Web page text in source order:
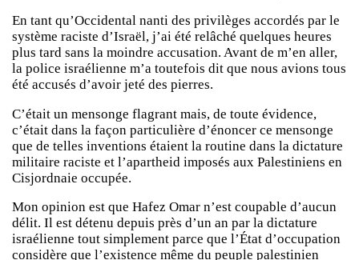
En tant qu’Occidental nanti des privilèges accordés par le
système raciste d’Israël, j’ai été relâché quelques heures
plus tard sans la moindre accusation. Avant de m’en aller,
la police israélienne m’a toutefois dit que nous avions tous
été accusés d’avoir jeté des pierres.
C’était un mensonge flagrant mais, de toute évidence,
c’était dans la façon particulière d’énoncer ce mensonge
que de telles inventions étaient la routine dans la dictature
militaire raciste et l’apartheid imposés aux Palestiniens en
Cisjordnaie occupée.
Mon opinion est que Hafez Omar n’est coupable d’aucun
délit. Il est détenu depuis près d’un an par la dictature
israélienne tout simplement parce que l’État d’occupation
considère que l’existence même du peuple palestinien